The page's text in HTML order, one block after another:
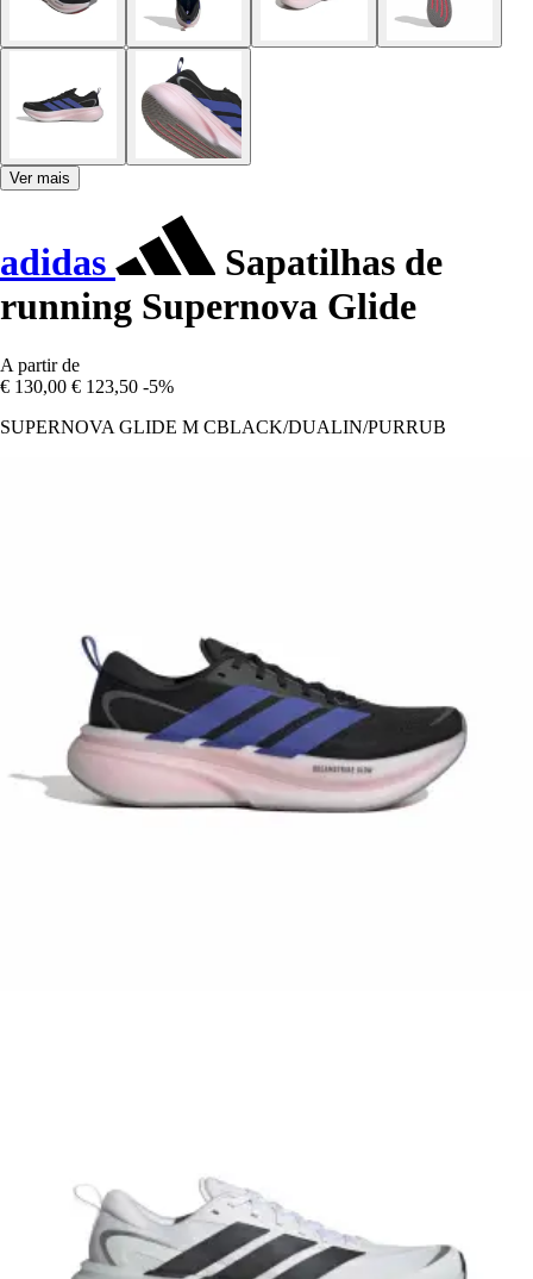
Ver mais
adidas
Sapatilhas de
running Supernova Glide
A partir de
€ 130,00 € 123,50 -5%
SUPERNOVA GLIDE M CBLACK/DUALIN/PURRUB